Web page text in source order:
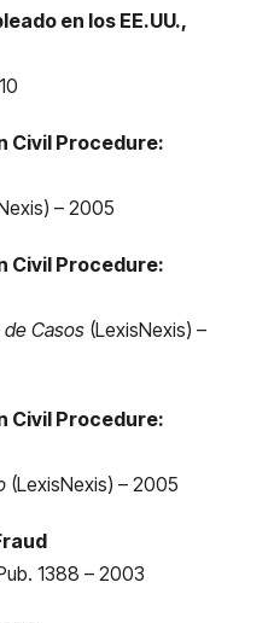
en los EE.UU.,
Civil Procedure:
– 2005
Civil Procedure:
de Casos (LexisNexis) –
Civil Procedure:
(LexisNexis) – 2005
1388 – 2003